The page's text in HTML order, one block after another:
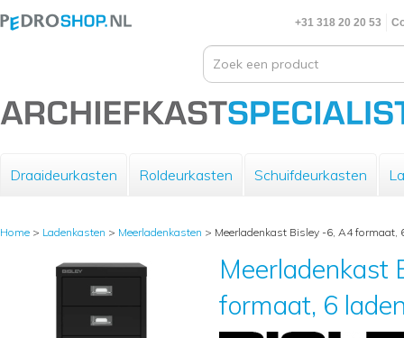
+31 318 20 20 53
Draaideurkasten Roldeurkasten Schuifdeurkasten
Home > Ladenkasten > Meerladenkasten > Meerladenkast Bisley -6, A4 formaat,
Meerladenkast
formaat, 6